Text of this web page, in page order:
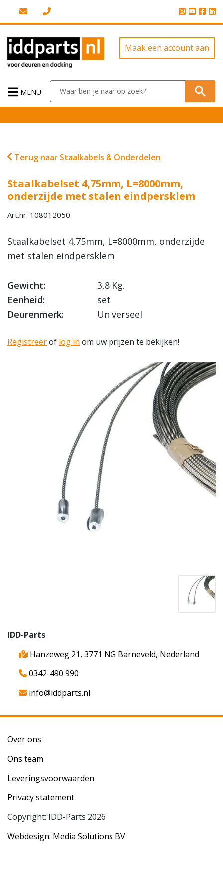
Maak een account aan
MENU
Terug naar Staalkabels & Onderdelen
Staalkabelset 4,75mm, L=8000mm,
onderzijde met stalen eindpersklem
Art.nr: 108012050
Staalkabelset 4,75mm, L=8000mm, onderzijde
met stalen eindpersklem
Gewicht:
3,8 Kg.
Eenheid:
set
Deurenmerk:
Universeel
Registreerof log in om uw prijzen te bekijken!
IDD-Parts
Hanzeweg 21, 3771 NG Barneveld, Nederland
0342-490 990
info@iddparts.nl
Over ons
Ons team
Leveringsvoorwaarden
Privacy statement
Copyright: IDD-Parts 2026
Webdesign: Media Solutions BV